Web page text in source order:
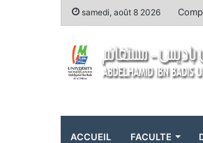
samedi, août 8 2026
ACCUEIL FACULTE